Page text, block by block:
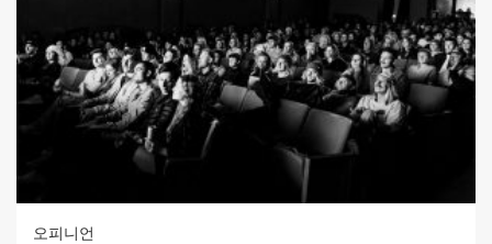
오피니언